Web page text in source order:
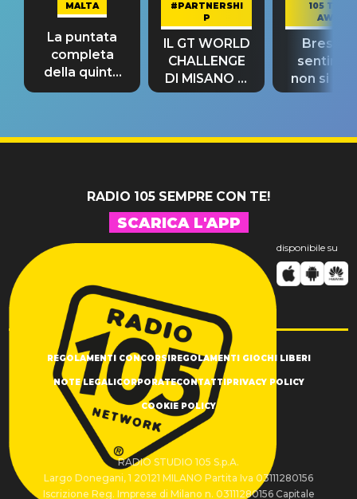
MALTA
La puntata
completa
della quinta
tappa
#PARTNERSHI
P
IL GT WORLD
CHALLENGE
DI MISANO si
riconferma
105 TAKE
AWAY
Bresh:
non si
fino alla
RADIO 105 SEMPRE CON TE!
SCARICA L'APP
disponibile su
REGOLAMENTI CONCORSI REGOLAMENTI GIOCHI LIBERI
NOTE LEGALI CORPORATECONTATTI PRIVACY POLICY
COOKIE POLICY
RADIO STUDIO 105 S.p.A.
Largo Donegani, 1 20121 MILANO Partita Iva 03111280156
Iscrizione Reg. Imprese di Milano n. 03111280156 Capitale